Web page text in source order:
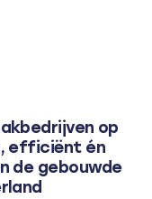
op
efficiënt én
de gebouwde